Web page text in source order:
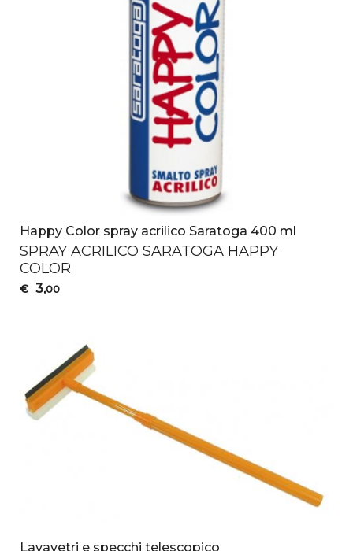
Happy Color spray acrilico Saratoga 400 ml
SPRAY ACRILICO SARATOGA HAPPY
COLOR
€ 3,00
Lavavetri e specchi telescopico